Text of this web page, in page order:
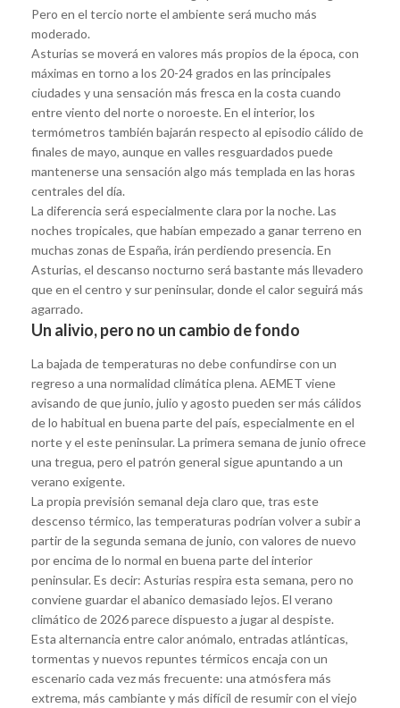
Pero en el tercio norte el ambiente será mucho más
moderado.
Asturias se moverá en valores más propios de la época, con
máximas en torno a los 20-24 grados en las principales
ciudades y una sensación más fresca en la costa cuando
entre viento del norte o noroeste. En el interior, los
termómetros también bajarán respecto al episodio cálido de
finales de mayo, aunque en valles resguardados puede
mantenerse una sensación algo más templada en las horas
centrales del día.
La diferencia será especialmente clara por la noche. Las
noches tropicales, que habían empezado a ganar terreno en
muchas zonas de España, irán perdiendo presencia. En
Asturias, el descanso nocturno será bastante más llevadero
que en el centro y sur peninsular, donde el calor seguirá más
agarrado.
Un alivio, pero no un cambio de fondo
La bajada de temperaturas no debe confundirse con un
regreso a una normalidad climática plena. AEMET viene
avisando de que junio, julio y agosto pueden ser más cálidos
de lo habitual en buena parte del país, especialmente en el
norte y el este peninsular. La primera semana de junio ofrece
una tregua, pero el patrón general sigue apuntando a un
verano exigente.
La propia previsión semanal deja claro que, tras este
descenso térmico, las temperaturas podrían volver a subir a
partir de la segunda semana de junio, con valores de nuevo
por encima de lo normal en buena parte del interior
peninsular. Es decir: Asturias respira esta semana, pero no
conviene guardar el abanico demasiado lejos. El verano
climático de 2026 parece dispuesto a jugar al despiste.
Esta alternancia entre calor anómalo, entradas atlánticas,
tormentas y nuevos repuntes térmicos encaja con un
escenario cada vez más frecuente: una atmósfera más
extrema, más cambiante y más difícil de resumir con el viejo